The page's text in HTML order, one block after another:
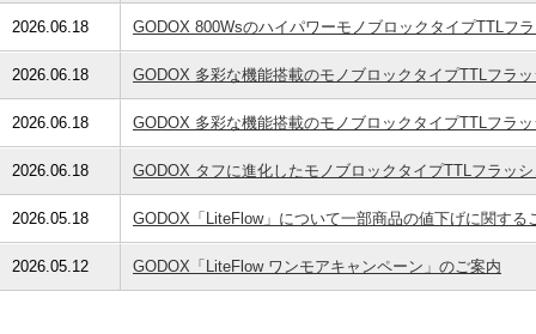
2026.06.18 GODOX 800WsのハイパワーモノブロックタイプTTLフ
2026.06.18 GODOX 多彩な機能搭載のモノブロックタイプTTLフラ
2026.06.18 GODOX 多彩な機能搭載のモノブロックタイプTTLフラ
2026.06.18 GODOX タフに進化したモノブロックタイプTTLフラッ
2026.05.18 GODOX「LiteFlow」について一部商品の値下げに関する
2026.05.12 GODOX「LiteFlow ワンモアキャンペーン」のご案内